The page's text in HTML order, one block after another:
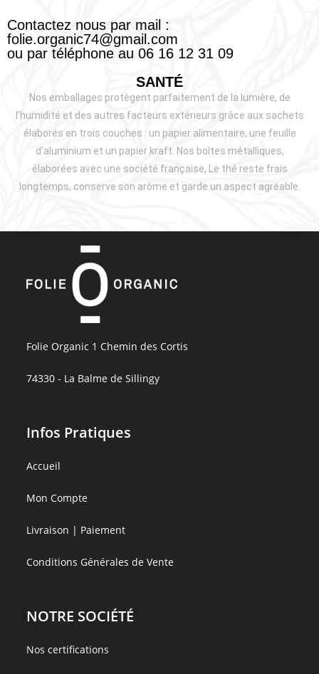
Contactez nous par mail :
folie.organic74@gmail.com
ou par téléphone au 06 16 12 31 09
SANTÉ
Nos emballages protègent parfaitement de la lumière, de
l’humidité et des autres facteurs extérieurs grâce aux sachets
élaborés en trois couches : un papier alimentaire, une feuille
d’aluminium et un papier kraft. Nos boîtes métalliques,
élaborées avec une société française, Le thé reste frais
longtemps, conserve son arôme et garde un aspect agréable.
Folie Organic 1 Chemin des Cortis
74330 - La Balme de Sillingy
Infos Pratiques
Accueil
Mon Compte
Livraison | Paiement
Conditions Générales de Vente
NOTRE SOCIÉTÉ
Nos certifications